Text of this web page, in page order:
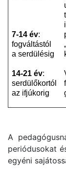
7-14 év:
fogváltástól
a serdülésig
14-21 év:
serdülőkortól
az ifjúkorig
A
periódusokat
egyéni